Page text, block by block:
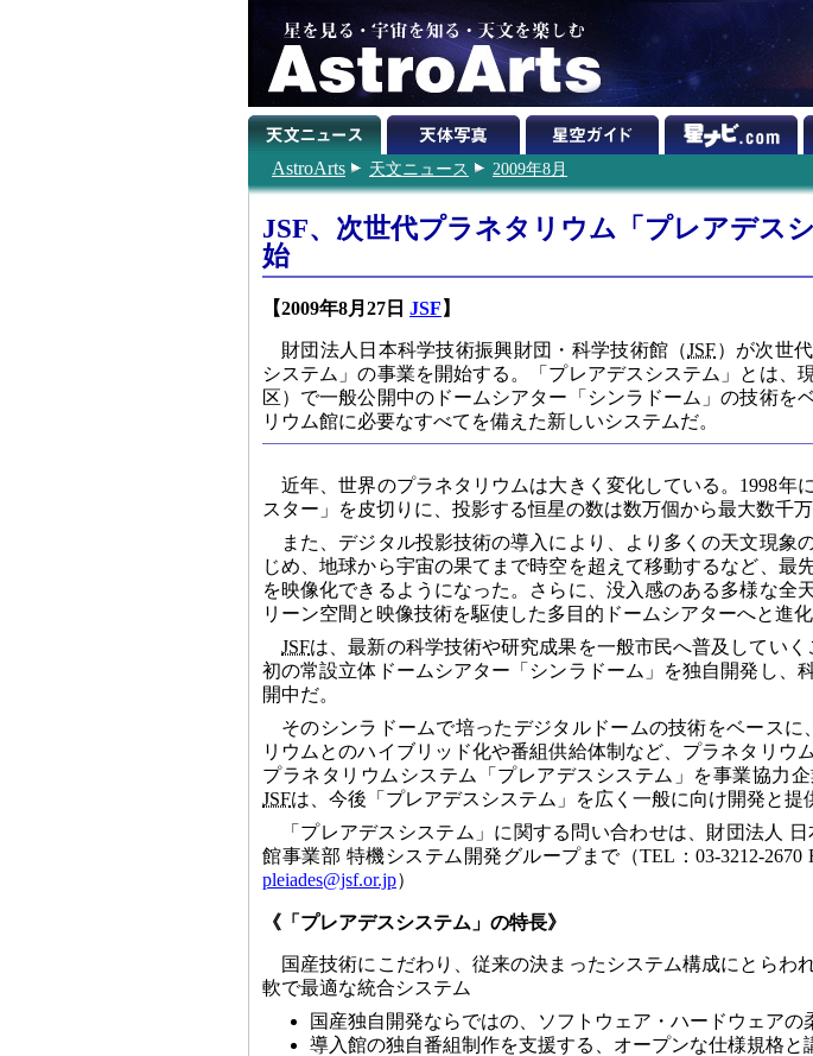
AstroArts 天文ニュース 2009年8月
JSF、次世代プラネタリウム「プレアデス
始
【2009年8月27日 JSF 】
財団法人日本科学技術振興財団・科学技術館（JSF）が次世
システム」の事業を開始する。「プレアデスシステム」とは、
区）で一般公開中のドームシアター「シンラドーム」の技術を
リウム館に必要なすべてを備えた新しいシステムだ。
近年、世界のプラネタリウムは大きく変化している。1998年
スター」を皮切りに、投影する恒星の数は数万個から最大数千
また、デジタル投影技術の導入により、より多くの天文現象
じめ、地球から宇宙の果てまで時空を超えて移動するなど、最
を映像化できるようになった。さらに、没入感のある多様な全
リーン空間と映像技術を駆使した多目的ドームシアターへと進化
JSFは、最新の科学技術や研究成果を一般市民へ普及してい
初の常設立体ドームシアター「シンラドーム」を独自開発し、
開中だ。
そのシンラドームで培ったデジタルドームの技術をベースに、
リウムとのハイブリッド化や番組供給体制など、プラネタリウ
プラネタリウムシステム「プレアデスシステム」を事業協力
JSFは、今後「プレアデスシステム」を広く一般に向け開発と提
「プレアデスシステム」に関する問い合わせは、財団法人
館事業部 特機システム開発グループまで（TEL：03-3212-2670
pleiades@jsf.or.jp）
《「プレアデスシステム」の特長》
国産技術にこだわり、従来の決まったシステム構成にとらわ
軟で最適な統合システム
国産独自開発ならではの、ソフトウェア・ハードウェアの
導入館の独自番組制作を支援する、オープンな仕様規格と